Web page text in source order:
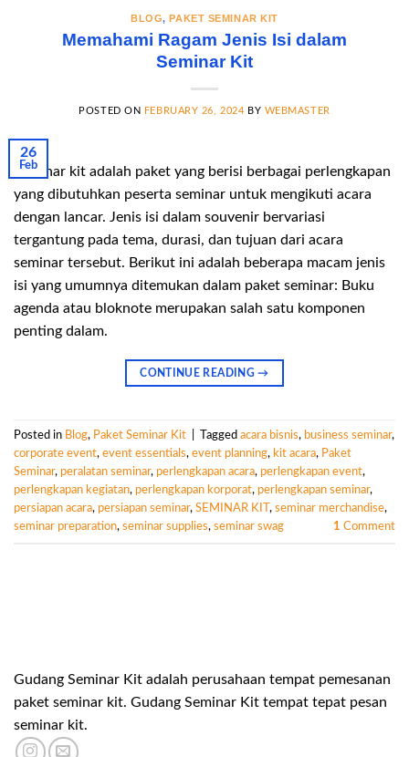
BLOG, PAKET SEMINAR KIT
Memahami Ragam Jenis Isi dalam
Seminar Kit
POSTED ON FEBRUARY 26, 2024 BY WEBMASTER
26
Feb
Seminar kit adalah paket yang berisi berbagai perlengkapan
yang dibutuhkan peserta seminar untuk mengikuti acara
dengan lancar. Jenis isi dalam souvenir bervariasi
tergantung pada tema, durasi, dan tujuan dari acara
seminar tersebut. Berikut ini adalah beberapa macam jenis
isi yang umumnya ditemukan dalam paket seminar: Buku
agenda atau bloknote merupakan salah satu komponen
penting dalam.
CONTINUE READING→
Posted in Blog, Paket Seminar Kit Tagged acara bisnis, business seminar,
corporate event, event essentials, event planning, kit acara, Paket
Seminar, peralatan seminar, perlengkapan acara, perlengkapan event,
perlengkapan kegiatan, perlengkapan korporat, perlengkapan seminar,
persiapan acara, persiapan seminar, SEMINAR KIT , seminar merchandise,
seminar preparation, seminar supplies, seminar swag 1 Comment
Gudang Seminar Kit adalah perusahaan tempat pemesanan
paket seminar kit. Gudang Seminar Kit tempat tepat pesan
seminar kit.